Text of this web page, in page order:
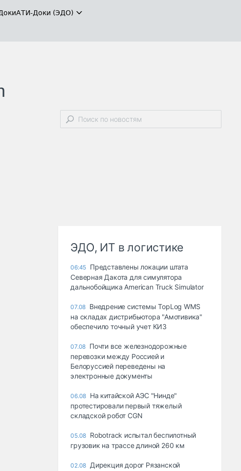
АТИ-Доки (ЭДО)
ЭДО, ИТ в логистике
06:45 Представлены локации штата
Северная Дакота для симулятора
дальнобойщика American Truck Simulator
07.08 Внедрение системы TopLog WMS
на складах дистрибьютора "Амотивика"
обеспечило точный учет КИЗ
07.08 Почти все железнодорожные
перевозки между Россией и
Белоруссией переведены на
электронные документы
06.08 На китайской АЭС "Нинде"
протестировали первый тяжелый
складской робот CGN
05.08 Robotrack испытал беспилотный
грузовик на трассе длиной 260 км
02.08 Дирекция дорог Рязанской